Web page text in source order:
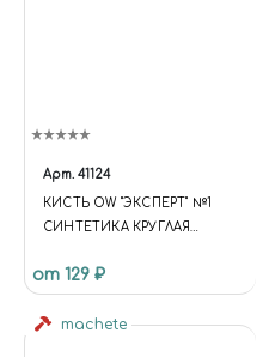
Арт. 41124
КИСТЬ OW "ЭКСПЕРТ" №1
СИНТЕТИКА КРУГЛАЯ
от 129 ₽
machete